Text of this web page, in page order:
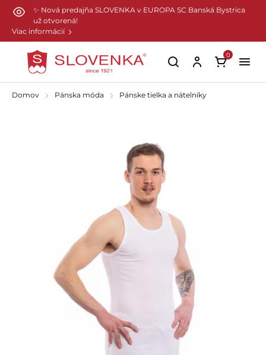
Preskočiť na hlavný obsah
✨ Nová predajňa SLOVENKA v EUROPA SC Banská Bystrica
už otvorená!
Viac informácií
0
Domov Pánska móda Pánske tielka a nátelníky